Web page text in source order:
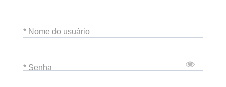
* Nome do usuário
* Senha